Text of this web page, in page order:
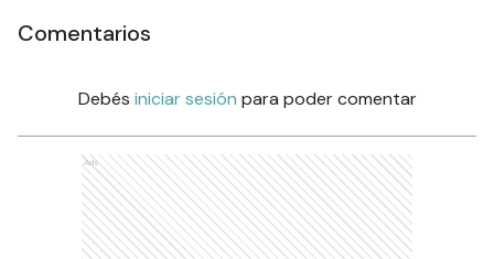
Comentarios
Debés iniciar sesión para poder comentar
Ads